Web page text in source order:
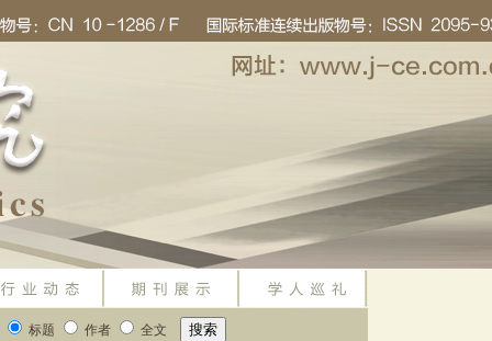
标题 作者 全文